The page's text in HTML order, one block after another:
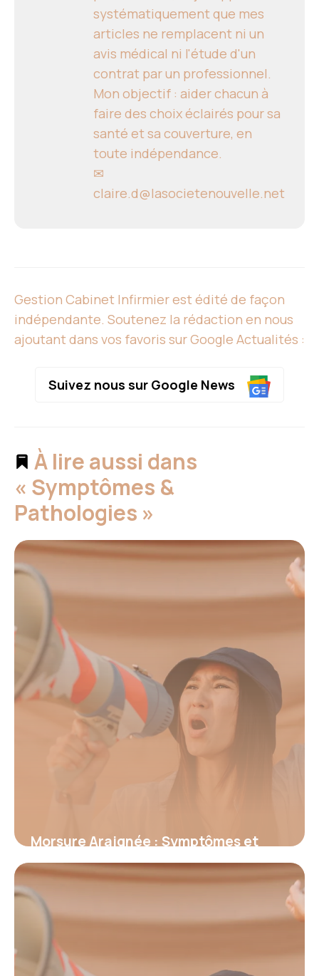
systématiquement que mes
articles ne remplacent ni un
avis médical ni l'étude d'un
contrat par un professionnel.
Mon objectif : aider chacun à
faire des choix éclairés pour sa
santé et sa couverture, en
toute indépendance.
✉
claire.d@lasocietenouvelle.net
Gestion Cabinet Infirmier est édité de façon
indépendante. Soutenez la rédaction en nous
ajoutant dans vos favoris sur Google Actualités :
Suivez nous sur Google News
À lire aussi dans
« Symptômes &
Pathologies »
Morsure Araignée : Symptômes et
Premiers Secours
18 juin 2026